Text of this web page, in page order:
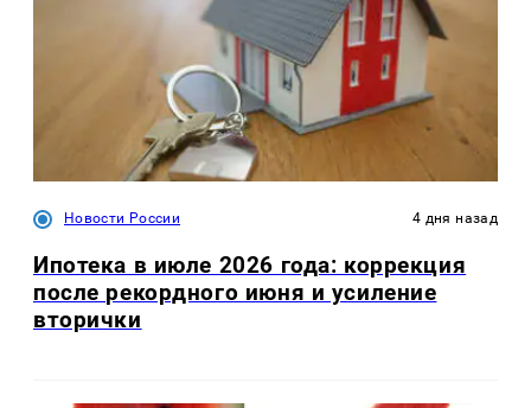
Новости России 4 дня назад
Ипотека в июле 2026 года: коррекция
после рекордного июня и усиление
вторички